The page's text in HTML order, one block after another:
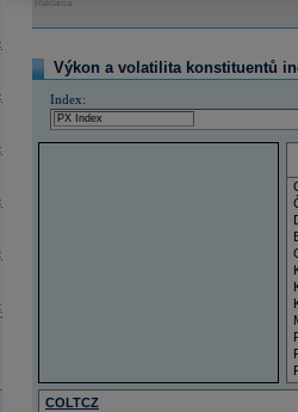
0,00
Reklama
Výkon a volatilita konstituentů
Index:
COLTCZ